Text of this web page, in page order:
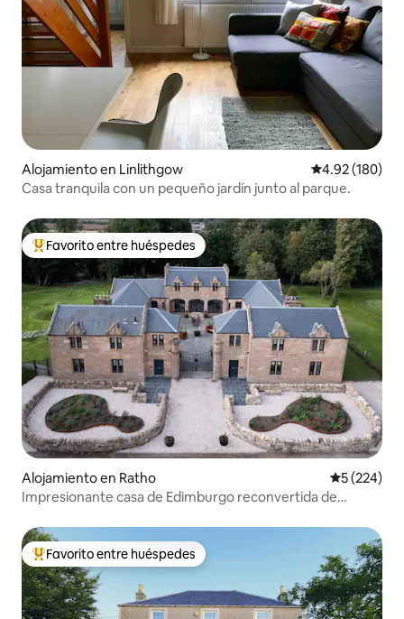
Alojamiento en Linlithgow Calificación
4.92 (180)
Casa tranquila con un pequeño jardín junto al parque.
Favorito entre huéspedes preferido
Favorito entre huéspedes
Alojamiento en Ratho
5 (224)
Impresionante casa de Edimburgo reconvertida de
Favorito entre huéspedes preferido
Favorito entre huéspedes